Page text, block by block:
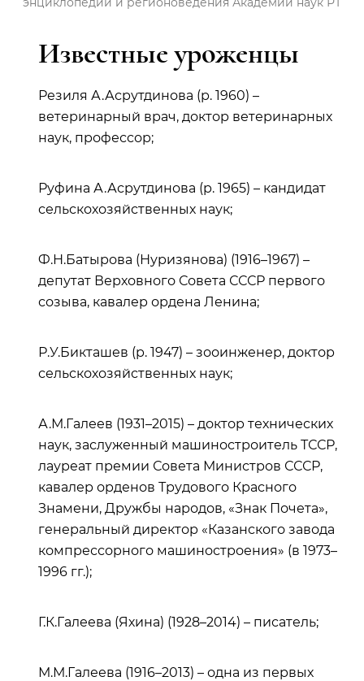
Известные уроженцы
Резиля А.Асрутдинова (р. 1960) –
ветеринарный врач, доктор ветеринарных
наук, профессор;
Руфина А.Асрутдинова (р. 1965) – кандидат
сельскохозяйственных наук;
Ф.Н.Батырова (Нуризянова) (1916–1967) –
депутат Верховного Совета СССР первого
созыва, кавалер ордена Ленина;
Р.У.Бикташев (р. 1947) – зооинженер, доктор
сельскохозяйственных наук;
А.М.Галеев (1931–2015) – доктор технических
наук, заслуженный машиностроитель ТССР,
лауреат премии Совета Министров СССР,
кавалер орденов Трудового Красного
Знамени, Дружбы народов, «Знак Почета»,
генеральный директор «Казанского завода
компрессорного машиностроения» (в 1973–
1996 гг.);
Г.К.Галеева (Яхина) (1928–2014) – писатель;
М.М.Галеева (1916–2013) – одна из первых